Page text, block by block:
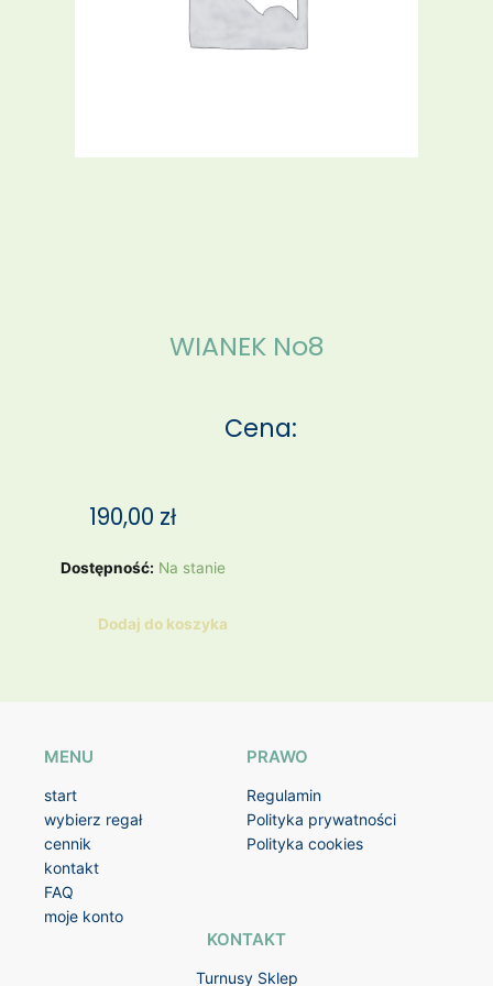
WIANEK No8
Cena:
190,00 zł
Dostępność: Na stanie
ilość
Dodaj do koszyka
MENU
start
wybierz regał
cennik
kontakt
FAQ
moje konto
PRAWO
Regulamin
Polityka prywatności
Polityka cookies
KONTAKT
Turnusy Sklep